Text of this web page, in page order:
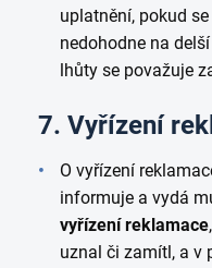
uplatnění, pokud
nedohodne na
lhůty se považuje
7. Vyřízení
O vyřízení
informuje a vydá
vyřízení reklamace
uznal či zamítl, a v